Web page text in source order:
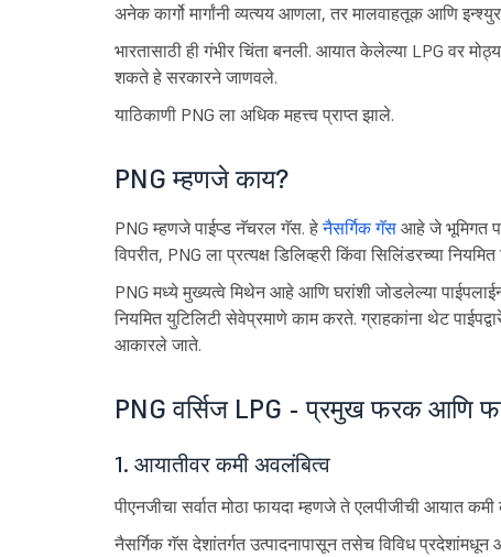
अनेक कार्गो मार्गांनी व्यत्यय आणला, तर मालवाहतूक आणि
भारतासाठी ही गंभीर चिंता बनली. आयात केलेल्या LPG वर
शकते हे सरकारने जाणवले.
याठिकाणी PNG ला अधिक महत्त्व प्राप्त झाले.
PNG म्हणजे काय?
PNG म्हणजे पाईप्ड नॅचरल गॅस. हेनैसर्गिक गॅसआहे जे भूमिगत
विपरीत, PNG ला प्रत्यक्ष डिलिव्हरी किंवा सिलिंडरच्या
PNG मध्ये मुख्यत्वे मिथेन आहे आणि घरांशी जोडलेल्या
नियमित युटिलिटी सेवेप्रमाणे काम करते. ग्राहकांना थेट
आकारले जाते.
PNG वर्सिज LPG - प्रमुख फरक आणि
1. आयातीवर कमी अवलंबित्व
पीएनजीचा सर्वात मोठा फायदा म्हणजे ते एलपीजीची आयात
नैसर्गिक गॅस देशांतर्गत उत्पादनापासून तसेच विविध